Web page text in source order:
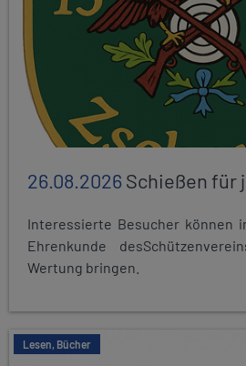
26.08.2026Schießen für
Interessierte Besucher können
Ehrenkunde
Wertung bringen.
Lesen, Bücher